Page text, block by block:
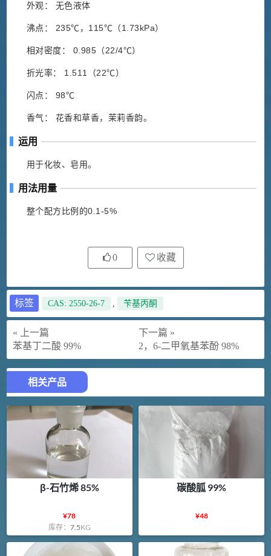
外观： 无色液体
沸点： 235℃，115℃（1.73kPa）
相对密度： 0.985（22/4℃）
折光率： 1.511（22℃）
闪点： 98℃
香气： 花香和草香，茉莉香韵。
运用
用于化妆、皂用。
用法用量
整个配方比例的0.1-5%
0 收藏
标签 CAS: 2550-26-7 , 苄基丙酮
« 上一篇
苯基丁二酸 99%
下一篇 »
2，6-二甲氧基苯酚 98%
相关产品
β-石竹烯 85%
¥78
库存： 7.5KG
碳酸胍 99%
¥48